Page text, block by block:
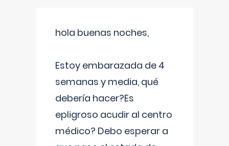
hola buenas noches,
Estoy embarazada de 4
semanas y media, qué
debería hacer?Es
epligroso acudir al centro
médico? Debo esperar a